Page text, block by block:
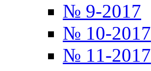
№ 9-2017
№ 10-2017
№ 11-2017